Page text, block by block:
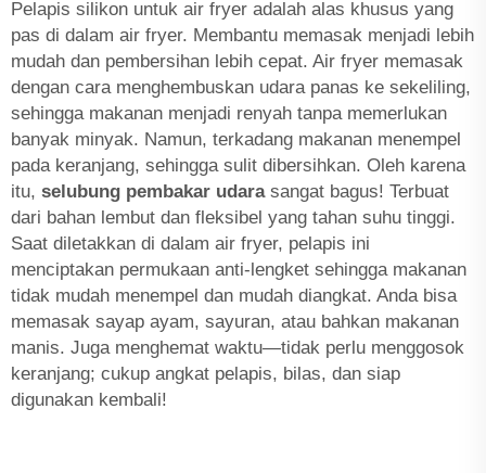
Pelapis silikon untuk air fryer adalah alas khusus yang
pas di dalam air fryer. Membantu memasak menjadi lebih
mudah dan pembersihan lebih cepat. Air fryer memasak
dengan cara menghembuskan udara panas ke sekeliling,
sehingga makanan menjadi renyah tanpa memerlukan
banyak minyak. Namun, terkadang makanan menempel
pada keranjang, sehingga sulit dibersihkan. Oleh karena
itu, selubung pembakar udara sangat bagus! Terbuat
dari bahan lembut dan fleksibel yang tahan suhu tinggi.
Saat diletakkan di dalam air fryer, pelapis ini
menciptakan permukaan anti-lengket sehingga makanan
tidak mudah menempel dan mudah diangkat. Anda bisa
memasak sayap ayam, sayuran, atau bahkan makanan
manis. Juga menghemat waktu—tidak perlu menggosok
keranjang; cukup angkat pelapis, bilas, dan siap
digunakan kembali!